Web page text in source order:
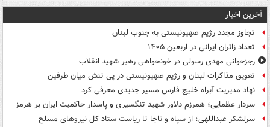
آخرین اخبار
تجاوز مجدد رژیم صهیونیستی به جنوب لبنان
تعداد زائران ایرانی در اربعین ۱۴۰۵
رجزخوانی مهدی رسولی در خونخواهی رهبر شهید انقلاب
تعویق مذاکرات لبنان و رژیم صهیونیستی در پی تنش میان طرفین
نهاد مدیریت آبراه خلیج فارس مسیر جدیدی معرفی کرد
سردار عظمایی؛ همرزم دلاور شهید تنگسیری و پاسدار حاکمیت ایران بر هرمز
سرلشکر عبداللهی؛ از سپاه و ناجا تا ریاست ستاد کل نیروهای مسلح